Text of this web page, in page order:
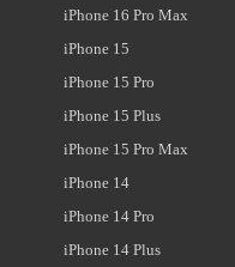
iPhone 16 Pro Max
iPhone 15
iPhone 15 Pro
iPhone 15 Plus
iPhone 15 Pro Max
iPhone 14
iPhone 14 Pro
iPhone 14 Plus